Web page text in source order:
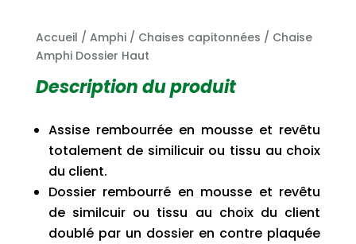
Accueil / Amphi/ Chaises capitonnées / Chaise
Amphi Dossier Haut
Description du produit
Assise rembourrée en mousse et revêtu
totalement de similicuir ou tissu au choix
du client.
Dossier rembourré en mousse et revêtu
de similcuir ou tissu au choix du client
doublé par un dossier en contre plaquée